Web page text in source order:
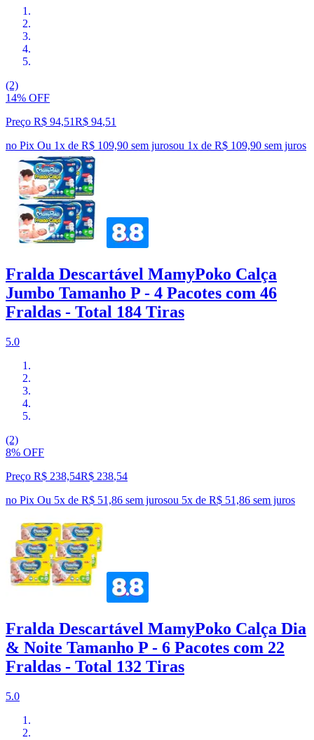
(2)
14% OFF
Preço R$ 94,51R$ 94,51
no Pix Ou 1x de R$ 109,90 sem jurosou 1x de R$ 109,90 sem juros
Fralda Descartável MamyPoko Calça
Jumbo Tamanho P - 4 Pacotes com 46
Fraldas - Total 184 Tiras
5.0
(2)
8% OFF
Preço R$ 238,54R$ 238,54
no Pix Ou 5x de R$ 51,86 sem jurosou 5x de R$ 51,86 sem juros
Fralda Descartável MamyPoko Calça Dia
& Noite Tamanho P - 6 Pacotes com 22
Fraldas - Total 132 Tiras
5.0